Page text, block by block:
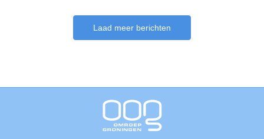
Laad meer berichten